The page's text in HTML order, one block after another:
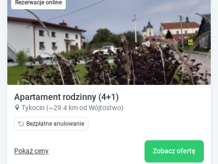
Rezerwacje online
Apartament rodzinny (4+1)
Tykocin (~29.4 km od Wójtostwo)
Bezpłatne anulowanie
Pokaż ceny Zobacz ofertę